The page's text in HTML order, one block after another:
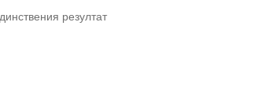
резултат